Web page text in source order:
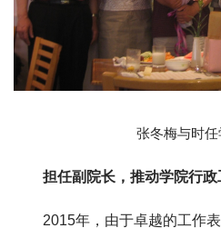
张冬梅与时
担任副院长，推动学院行
2015年，由于卓越的工作